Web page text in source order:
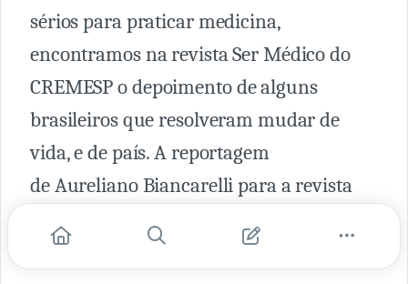
sérios para praticar medicina,
encontramos na revista Ser Médico do
CREMESP o depoimento de alguns
brasileiros que resolveram mudar de
vida, e de país. A reportagem
de Aureliano Biancarelli para a revista
para exercer a medicina no exterior.